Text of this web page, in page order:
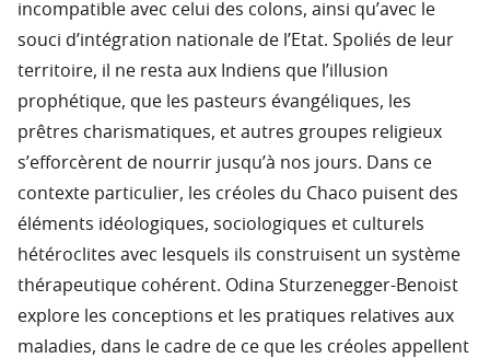
incompatible avec celui des colons, ainsi qu’avec le
souci d’intégration nationale de l’Etat. Spoliés de leur
territoire, il ne resta aux Indiens que l’illusion
prophétique, que les pasteurs évangéliques, les
prêtres charismatiques, et autres groupes religieux
s’efforcèrent de nourrir jusqu’à nos jours. Dans ce
contexte particulier, les créoles du Chaco puisent des
éléments idéologiques, sociologiques et culturels
hétéroclites avec lesquels ils construisent un système
thérapeutique cohérent. Odina Sturzenegger-Benoist
explore les conceptions et les pratiques relatives aux
maladies, dans le cadre de ce que les créoles appellent